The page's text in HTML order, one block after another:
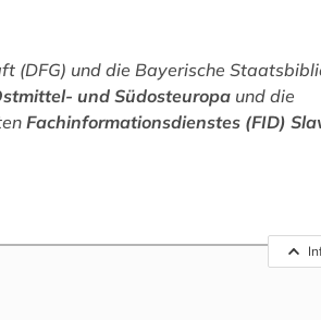
(DFG) und die Bayerische
und Südosteuropa und die
Fachinformationsdienstes (FID)